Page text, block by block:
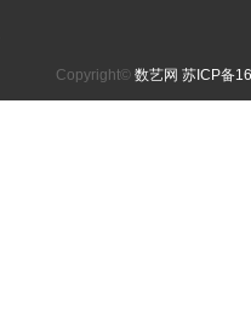
Copyright© 数艺网 苏ICP备